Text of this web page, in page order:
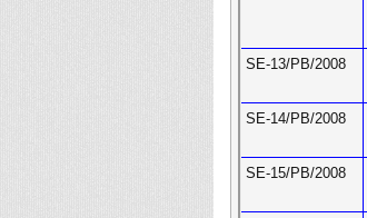
SE-13/PB/2008
SE-14/PB/2008
SE-15/PB/2008